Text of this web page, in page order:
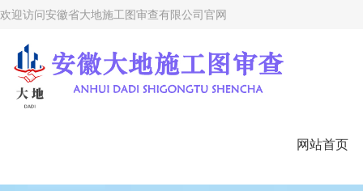
欢迎访问安徽省大地施工图审查有限公司官网
网站首页